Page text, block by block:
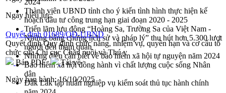
2024
Thành viên UBND tỉnh cho ý kiến tình hình thực hiện kế
hoạch đầu tư công trung hạn giai đoạn 2020 - 2025
Triển lãm lưu động “Hoàng Sa, Trường Sa của Việt Nam -
Những bằng chứng lịch sử và pháp lý” thu hút hơn 5.300 lượt
người đến tham quan
Những điều cần biết về bảo hiểm xã hội tự nguyện năm 2024
Bảo hiểm xã hội đồng hành vì chất lượng cuộc sống Nhân
dân
Đắk Lắk tập huấn nghiệp vụ kiểm soát thủ tục hành chính
Ngày hiệu lực:
Quyết định 01689/QĐ-UBND
Quyết định Quy định chức năng, nhiệm vụ, quyền hạn và cơ cấu tổ
chức của Chi cục Chăn nuôi và Thú y
Bản PDF
Tải về
Ngày ban hành:16/10/2025